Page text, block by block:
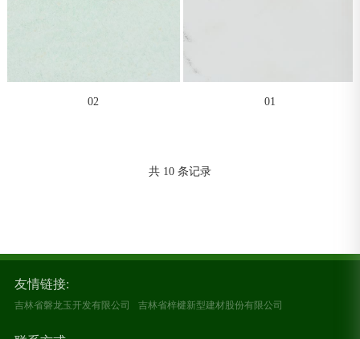
02 01
共 10 条记录
友情链接:
吉林省磐龙玉开发有限公司 吉林省梓楗新型建材股份有限公司